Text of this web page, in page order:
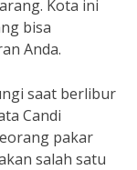
Kota ini
bisa
Anda.
saat berlibur
Candi
pakar
salah satu